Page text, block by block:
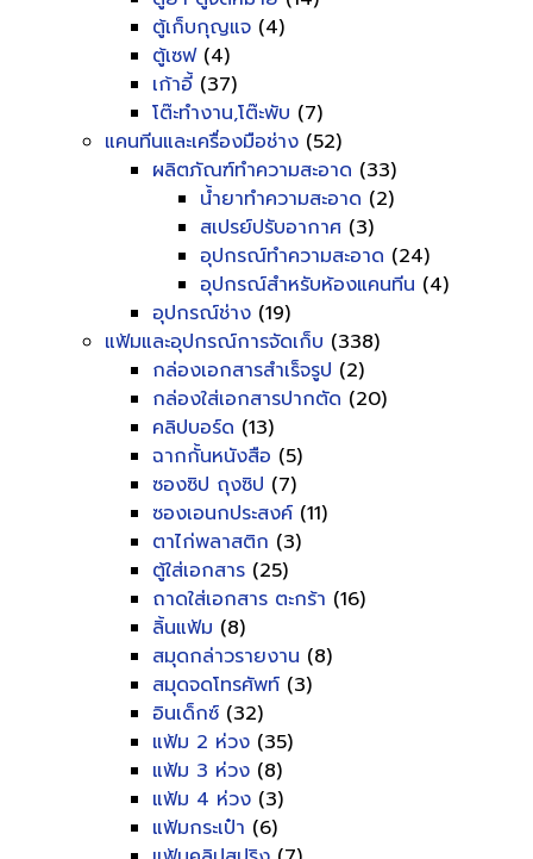
ตู้เก็บกุญแจ (4)
ตู้เซฟ(4)
เก้าอี้ (37)
โต๊ะทำงาน,โต๊ะพับ (7)
แคนทีนและเครื่องมือช่าง (52)
ผลิตภัณฑ์ทำความสะอาด (33)
น้ำยาทำความสะอาด (2)
สเปรย์ปรับอากาศ (3)
อุปกรณ์ทำความสะอาด (24)
อุปกรณ์สำหรับห้องแคนทีน (4)
อุปกรณ์ช่าง (19)
แฟ้มและอุปกรณ์การจัดเก็บ (338)
กล่องเอกสารสำเร็จรูป (2)
กล่องใส่เอกสารปากตัด (20)
คลิปบอร์ด (13)
ฉากกั้นหนังสือ (5)
ซองซิป ถุงซิป (7)
ซองเอนกประสงค์ (11)
ตาไก่พลาสติก (3)
ตู้ใส่เอกสาร (25)
ถาดใส่เอกสาร ตะกร้า (16)
ลิ้นแฟ้ม (8)
สมุดกล่าวรายงาน (8)
สมุดจดโทรศัพท์ (3)
อินเด็กซ์ (32)
แฟ้ม 2 ห่วง (35)
แฟ้ม 3 ห่วง (8)
แฟ้ม 4 ห่วง (3)
แฟ้มกระเป๋า (6)